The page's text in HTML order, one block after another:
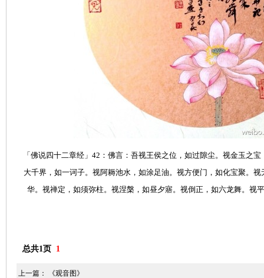
「佛说四十二章经」42：佛言：吾视王侯之位，如过隙尘。视金玉之
大千界，如一诃子。视阿耨池水，如涂足油。视方便门，如化宝聚。
华。视禅定，如须弥柱。视涅槃，如昼夕寤。视倒正，如六龙舞。视
总共1页 1
上一篇： 《观音图》